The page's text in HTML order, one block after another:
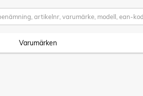
Varumärken